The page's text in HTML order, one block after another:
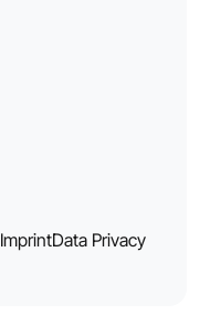
ImprintData Privacy